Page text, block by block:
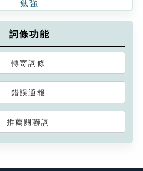
勉強
詞條功能
轉寄詞條
錯誤通報
推薦關聯詞